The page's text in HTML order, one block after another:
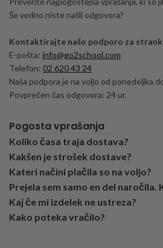
Še vedno niste našli odgovora?
Kontaktirajte našo podporo za
E-pošta: info@go2school.com
Telefon: 02 620 43 24
Naša podpora je na voljo od ponedeljka
Povprečen čas odgovora: 24 ur.
Pogosta vprašanja
Koliko časa traja dostava?
Kakšen je strošek dostave?
Kateri načini plačila so na voljo?
Prejela sem samo en del naročila.
Kaj če mi izdelek ne ustreza?
Kako poteka vračilo?